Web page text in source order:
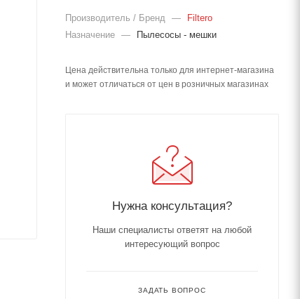
Производитель / Бренд —
Filtero
Назначение — Пылесосы - мешки
Цена действительна только для интернет-магазина
и может отличаться от цен в розничных магазинах
Нужна консультация?
Наши специалисты ответят на любой
интересующий вопрос
ЗАДАТЬ ВОПРОС